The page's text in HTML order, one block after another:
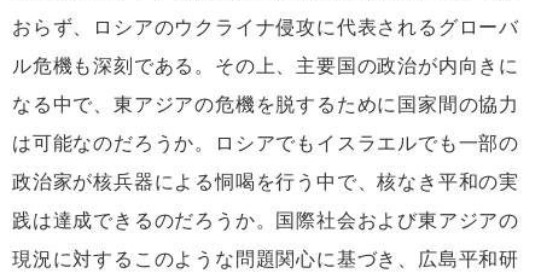
おらず、ロシアのウクライナ侵攻に代表されるグローバ
ル危機も深刻である。その上、主要国の政治が内向きに
なる中で、東アジアの危機を脱するために国家間の協力
は可能なのだろうか。ロシアでもイスラエルでも一部の
政治家が核兵器による恫喝を行う中で、核なき平和の実
践は達成できるのだろうか。国際社会および東アジアの
現況に対するこのような問題関心に基づき、広島平和研